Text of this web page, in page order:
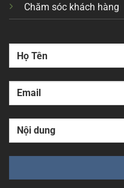
Chăm sóc khách hàng